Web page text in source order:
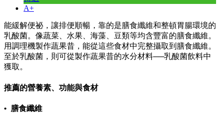
A+
能緩解便祕，讓排便順暢，靠的是膳食纖維和整頓胃腸環境的
乳酸菌。像蔬菜、水果、海藻、豆類等均含豐富的膳食纖維。
用調理機製作蔬果昔，能從這些食材中完整攝取到膳食纖維。
至於乳酸菌，則可從製作蔬果昔的水分材料──乳酸菌飲料中
獲取。
推薦的營養素、功能與食材
• 膳食纖維